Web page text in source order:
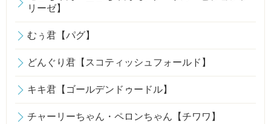
リーゼ】
むぅ君【パグ】
どんぐり君【スコティッシュフォールド】
キキ君【ゴールデンドゥードル】
チャーリーちゃん・ペロンちゃん【チワワ】